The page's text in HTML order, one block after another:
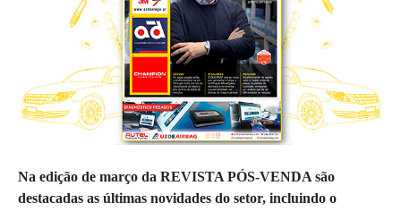
Na edição de março da REVISTA PÓS-VENDA são
destacadas as últimas novidades do setor, incluindo o